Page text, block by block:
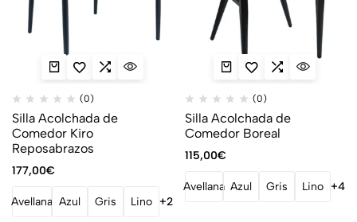
(0)
Silla Acolchada de
Comedor Kiro
Reposabrazos
177,00€
Avellana Azul Gris Lino +2
(0)
Silla Acolchada de
Comedor Boreal
115,00€
Avellana Azul Gris Lino +4